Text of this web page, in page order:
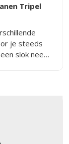
Tripel
je steeds
slok neemt.